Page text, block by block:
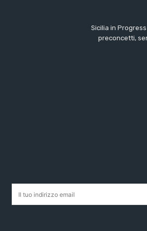
Sicilia in
preconcetti,